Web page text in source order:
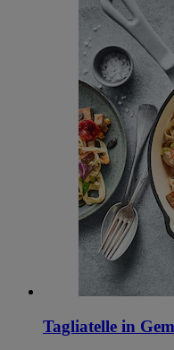
Tagliatelle in